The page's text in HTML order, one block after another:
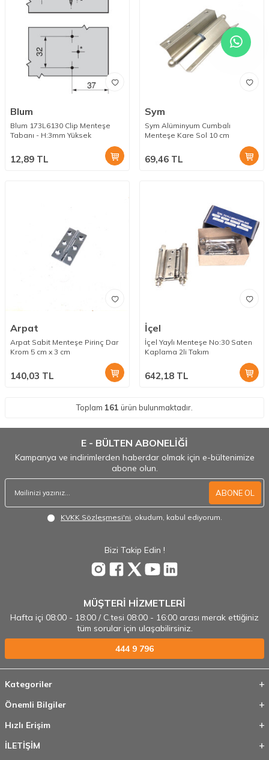
Blum
Blum 173L6130 Clip Menteşe
Tabanı - H:3mm Yüksek
12,89 TL
Sym
Sym Alüminyum Cumbalı
Menteşe Kare Sol 10 cm
69,46 TL
Arpat
Arpat Sabit Menteşe Pirinç Dar
Krom 5 cm x 3 cm
140,03 TL
İçel
İçel Yaylı Menteşe No:30 Saten
Kaplama 2li Takım
642,18 TL
Toplam 161 ürün bulunmaktadır.
E - BÜLTEN ABONELİĞİ
Kampanya ve indirimlerden haberdar olmak için e-bültenimize
abone olun.
ABONE OL
KVKK Sözleşmesi'ni, okudum, kabul ediyorum.
Bizi Takip Edin !
MÜŞTERİ HİZMETLERİ
Hafta içi 08:00 - 18:00 / C.tesi 08:00 - 16:00 arası merak ettiğiniz
tüm sorular için ulaşabilirsiniz.
444 9 796
Kategoriler
Önemli Bilgiler
Hızlı Erişim
İLETİŞİM